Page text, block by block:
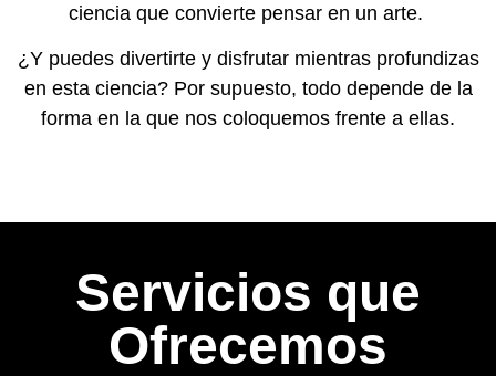
ciencia que convierte pensar en un arte.
¿Y puedes divertirte y disfrutar mientras profundizas
en esta ciencia? Por supuesto, todo depende de la
forma en la que nos coloquemos frente a ellas.
Servicios que
Ofrecemos